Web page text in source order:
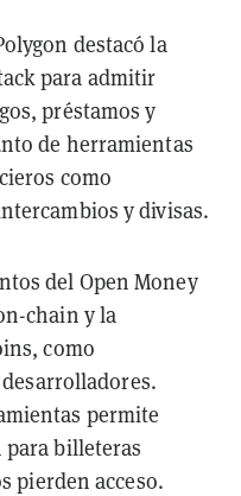
destacó la
para admitir
préstamos y
de herramientas
como
y divisas.
del Open Money
chain y la
como
permite
para billeteras
pierden acceso.